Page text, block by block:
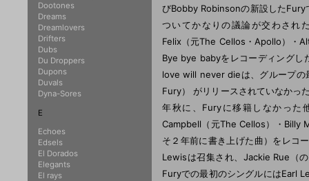
びBobby Robinsonの新設したFury
ついてかなりの議論が交わされ
Felix（元The Cellos・Apollo）・
Bye bye babyをレコーディングし
love will never dieは、グループの
Fury） がリリースされていなかっ
年秋に、Furyに移籍しなかった
Campbell（元The Cellos）・
そ２年前に書き上げた曲）をレコ
Lewisは召集され、Jackie Rue（
Furyでの最初のシングルにはEarl
Dootones
Dreams
Dreamlovers
Drifters
Dubs
Du Droppers
Dupons
Duvals
Dyna-Sores
E
Echoes
Edsels
El Dorados
Elegants
El rays